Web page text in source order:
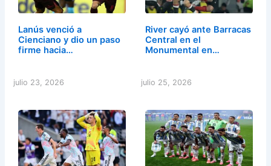
Lanús venció a
Cienciano y dio un paso
firme hacia…
julio 23, 2026
River cayó ante Barracas
Central en el
Monumental en…
julio 25, 2026